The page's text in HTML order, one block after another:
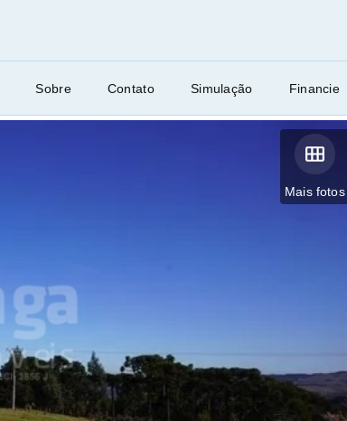
Sobre Contato Simulação Financie
Mais fotos